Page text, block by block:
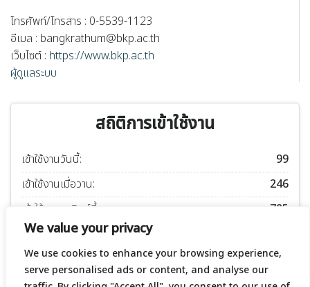
We value your privacy
We use cookies to enhance your browsing experience,
serve personalised ads or content, and analyse our
โทรศัพท์/โทรสาร : 0-5539-1123
อีเมล : bangkrathum@bkp.ac.th
เว็บไซต์ : https://www.bkp.ac.th
ผู้ดูแลระบบ
สถิติการเข้าใช้งาน
เข้าใช้งานวันนี้:
99
เข้าใช้งานเมื่อวาน:
246
เข้าใช้งานอาทิตย์นี้:
785
เข้าใช้งานเดือนนี้:
เข้าใช้งานปีนี้:
52308
เข้าใช้งานทั้งหมด:
240041